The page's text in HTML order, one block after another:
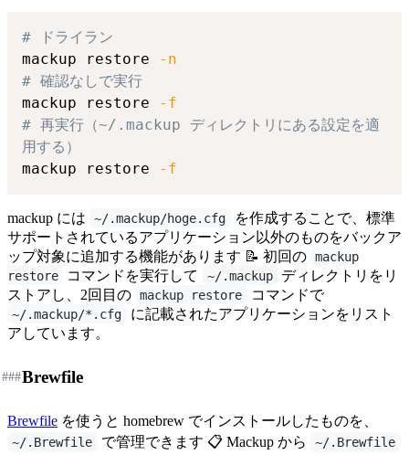
# ドライラン
mackup restore
-n
# 確認なしで実行
mackup restore
-f
# 再実行（~/.mackup ディレクトリにある設定を適
用する）
mackup restore
-f
mackup には ~/.mackup/hoge.cfg
を作成することで、標準
サポートされているアプリケーション以外のものをバックア
ップ対象に追加する機能があります 📝 初回の mackup
restore
コマンドを実行して ~/.mackup
ディレクトリをリ
ストアし、2回目の mackup restore コマンドで
~/.mackup/*.cfg
に記載されたアプリケーションをリスト
アしています。
Brewfile
###
Brewfile を使うと homebrew でインストールしたものを、
~/.Brewfile で管理できます 📋 Mackup から ~/.Brewfile